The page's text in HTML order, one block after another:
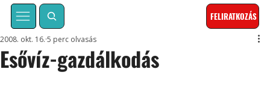
FELIRATKOZÁS
Esővíz-gazdálkodás
2008. okt. 16. 5 perc olvasás